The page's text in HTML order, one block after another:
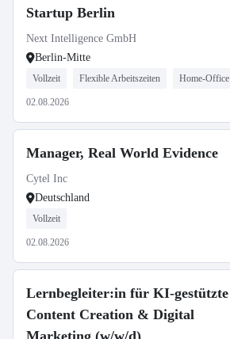
Startup Berlin
Next Intelligence GmbH
Berlin-Mitte
Vollzeit Flexible Arbeitszeiten Home-Office
02.08.2026
Manager, Real World Evidence
Cytel Inc
Deutschland
Vollzeit
02.08.2026
Lernbegleiter:in für KI-gestützte
Content Creation & Digital
Marketing (w/w/d)